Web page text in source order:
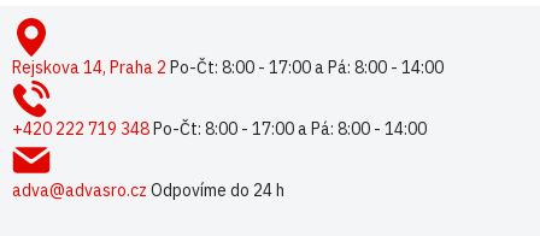
pRejskova 14, Praha 2 Po-Čt: 8:00 - 17:00 a Pá: 8:00 - 14:00
+420 222 719 348Po-Čt: 8:00 - 17:00 a Pá: 8:00 - 14:00
adva@advasro.cz Odpovíme do 24 h